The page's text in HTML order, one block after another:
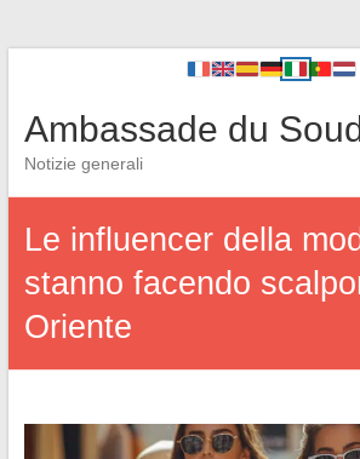
Ambassade du
Notizie generali
Le influencer della
stanno facendo
Oriente